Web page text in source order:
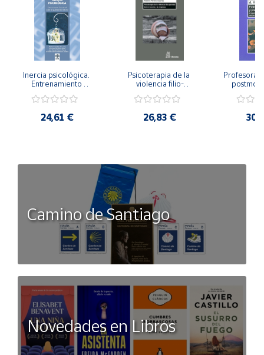
Inercia psicológica.
Entrenamiento
Igualdad de Género.
24,61 €
Psicoterapia de la
violencia filio-
secreto y la
26,83 €
Camino de Santiago
Novedades en Libros